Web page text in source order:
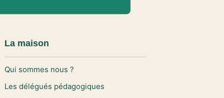
La maison
Qui sommes nous ?
Les délégués pédagogiques